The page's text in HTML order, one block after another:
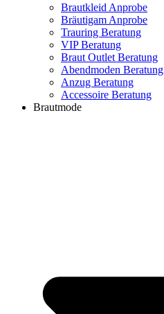
Brautkleid Anprobe
Bräutigam Anprobe
Trauring Beratung
VIP Beratung
Braut Outlet Beratung
Abendmoden Beratung
Anzug Beratung
Accessoire Beratung
Brautmode